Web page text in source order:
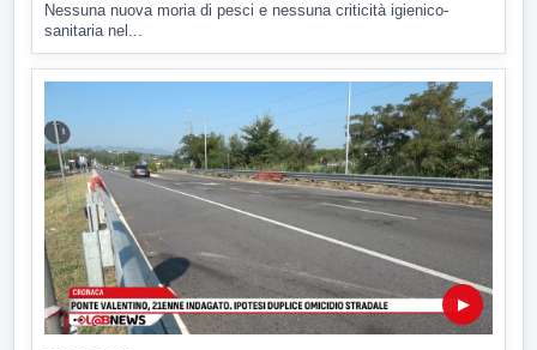
Nessuna nuova moria di pesci e nessuna criticità igienico-
sanitaria nel...
▶